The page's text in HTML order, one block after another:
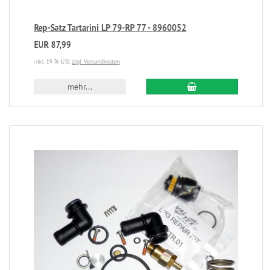
Rep-Satz Tartarini LP 79-RP 77 - 8960052
EUR 87,99
inkl. 19 % USt zzgl. Versandkosten
mehr...